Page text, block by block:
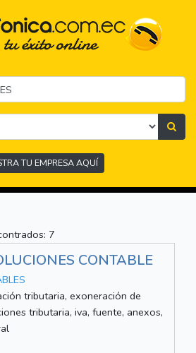
TU EMPRESA AQUÍ
7
CONTABLE
tributaria, exoneración de
tributaria, iva, fuente, anexos,